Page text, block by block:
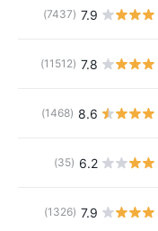
7.9
(7437)
7.8
(11512)
8.6
(1468)
6.2
(35)
7.9
(1326)